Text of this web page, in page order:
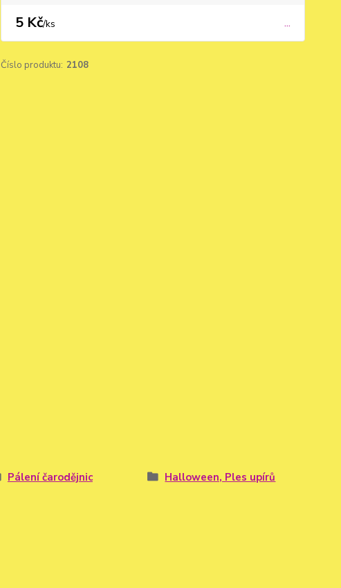
5 Kč/ks ...
Číslo produktu: 2108
Pálení čarodějnic
Halloween, Ples upírů